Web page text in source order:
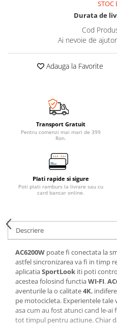
STOC
Durata de
Cod
Ai nevoie de
Adauga la Favorite
Transport Gratuit
Pentru comenzi mai mari de 399
Ron.
Plati rapide si sigure
Poti plati ramburs la livrare sau cu
card bancar online.
Descriere
AC6200W poate fi conectata la
astfel sincronizarea va fi in timp
aplicatiaSportLook iti poti
acestea folosind functiaWI-FI.
aventurile la o calitate4K,
pe motocicleta. Experientele tale
asa cum au fost atunci cand le-ai
tot timpul pentru actiune. Chiar